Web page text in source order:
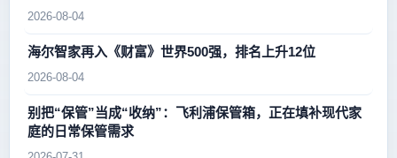
2026-08-04
海尔智家再入《财富》世界500强，排名上升12位
2026-08-04
别把“保管”当成“收纳”：飞利浦保管箱，正在填补现代家
庭的日常保管需求